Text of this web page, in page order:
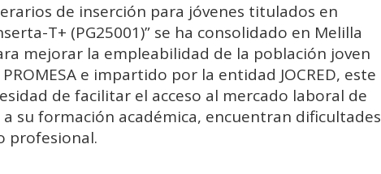
de inserción para jóvenes titulados en
T+ (PG25001)” se ha consolidado en Melilla
mejorar la empleabilidad de la población joven
e impartido por la entidad JOCRED, este
de facilitar el acceso al mercado laboral de
su formación académica, encuentran dificultades
profesional.